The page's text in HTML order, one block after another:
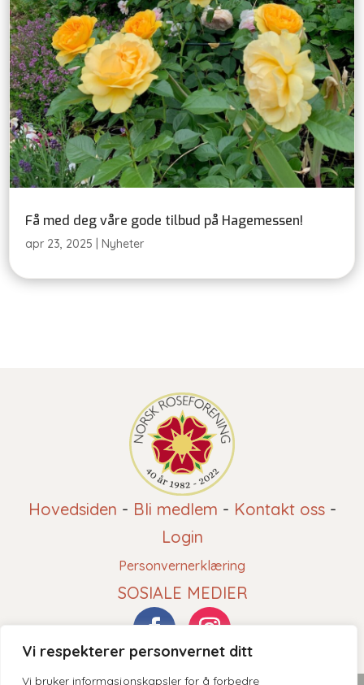
Vi respekterer personvernet ditt
Vi bruker informasjonskapsler for å forbedre
Få med deg våre gode tilbud på Hagemessen!
apr 23, 2025 |Nyheter
Hovedsiden - Bli medlem - Kontakt oss-
Login
Personvernerklæring
SOSIALE MEDIER